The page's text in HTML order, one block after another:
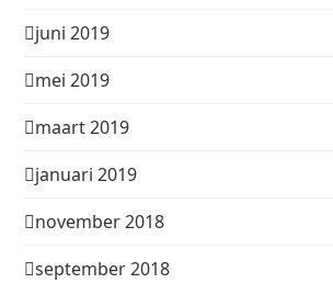
juni 2019
mei 2019
maart 2019
januari 2019
november 2018
september 2018